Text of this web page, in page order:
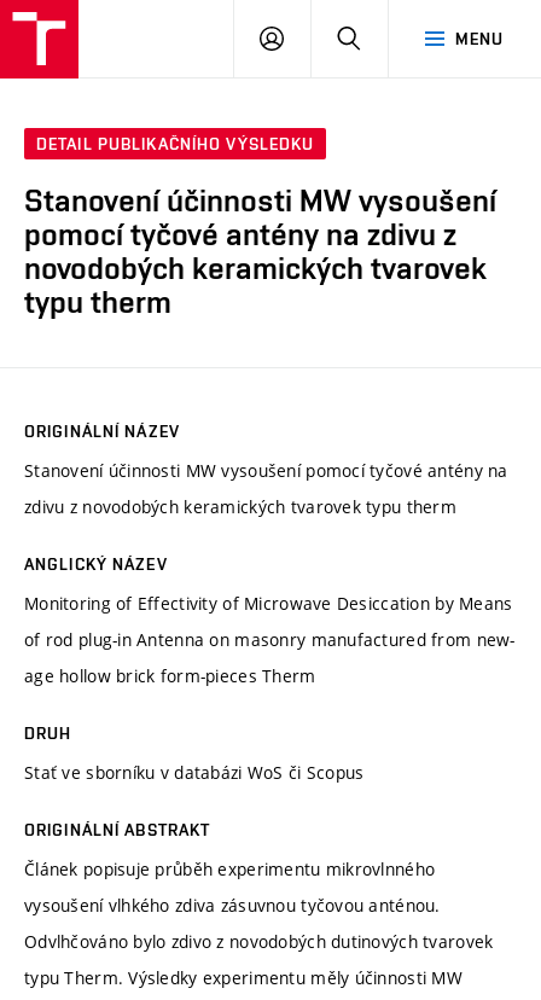
MENU
PŘIHLÁSIT
DETAIL PUBLIKAČNÍHO VÝSLEDKU
Stanovení účinnosti MW vysoušení
pomocí tyčové antény na zdivu z
novodobých keramických tvarovek
typu therm
ORIGINÁLNÍ NÁZEV
Stanovení účinnosti MW vysoušení pomocí tyčové antény na
zdivu z novodobých keramických tvarovek typu therm
ANGLICKÝ NÁZEV
Monitoring of Effectivity of Microwave Desiccation by Means
of rod plug-in Antenna on masonry manufactured from new-
age hollow brick form-pieces Therm
DRUH
Stať ve sborníku v databázi WoS či Scopus
ORIGINÁLNÍ ABSTRAKT
Článek popisuje průběh experimentu mikrovlnného
vysoušení vlhkého zdiva zásuvnou tyčovou anténou.
Odvlhčováno bylo zdivo z novodobých dutinových tvarovek
typu Therm. Výsledky experimentu měly účinnosti MW